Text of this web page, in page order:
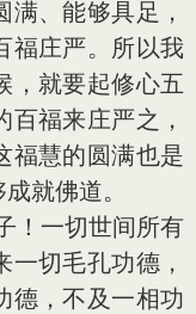
、能够具足，
福庄严。所以我
，就要起修心五
福来庄严之，
福慧的圆满也是
就佛道。
一切世间所有
切毛孔功德，
德，不及一相功